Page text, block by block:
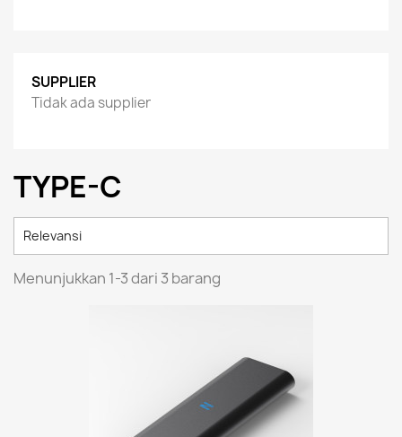
SUPPLIER
Tidak ada supplier
TYPE-C
Relevansi
Menunjukkan 1-3 dari 3 barang